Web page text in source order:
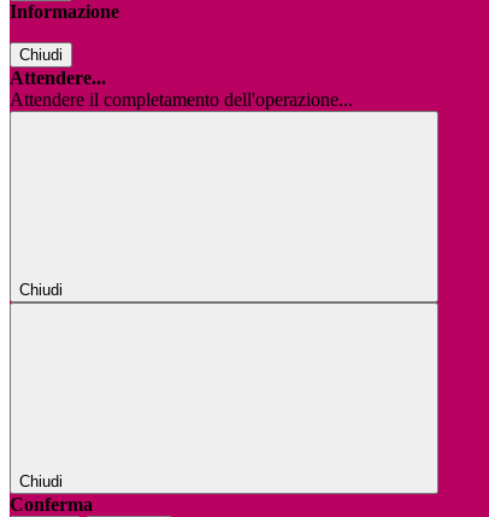
Informazione
Chiudi
Attendere...
Attendere il completamento dell'operazione...
Chiudi
Chiudi
Conferma